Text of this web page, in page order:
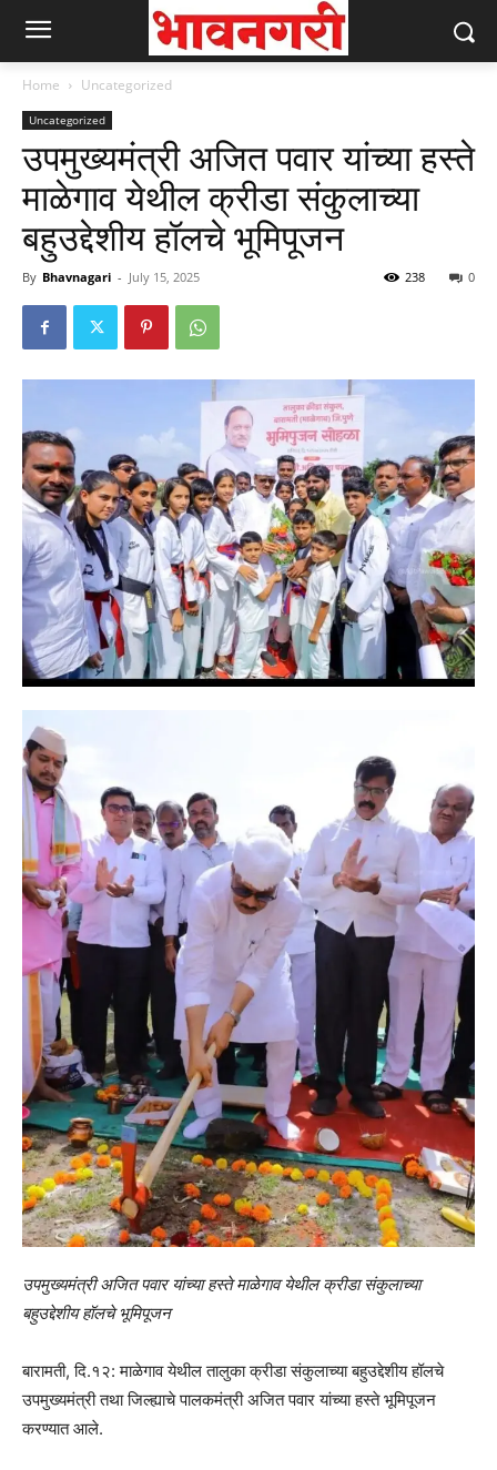
Home Uncategorized
Uncategorized
उपमुख्यमंत्री अजित पवार यांच्या हस्ते
माळेगाव येथील क्रीडा संकुलाच्या
बहुउद्देशीय हॉलचे भूमिपूजन
By Bhavnagari - July 15, 2025 0
238
उपमुख्यमंत्री अजित पवार यांच्या हस्ते माळेगाव येथील क्रीडा संकुलाच्या
बहुउद्देशीय हॉलचे भूमिपूजन
बारामती, दि.१२: माळेगाव येथील तालुका क्रीडा संकुलाच्या बहुउद्देशीय हॉलचे
उपमुख्यमंत्री तथा जिल्ह्याचे पालकमंत्री अजित पवार यांच्या हस्ते भूमिपूजन
करण्यात आले.